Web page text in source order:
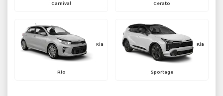
Carnival Cerato
Kia
Rio
Kia
Sportage